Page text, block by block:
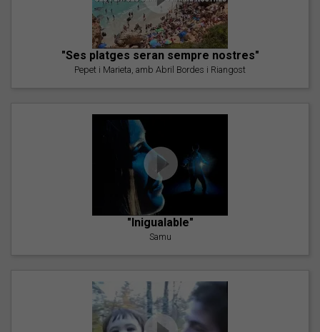
"Ses platges seran sempre nostres"
Pepet i Marieta, amb Abril Bordes i Riangost
"Inigualable"
Samu